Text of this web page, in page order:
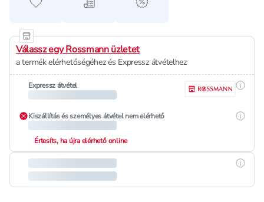
Hozzáadás a kedvencekhez
Hozzáadás a bevásárló listához
alert when on sale
Válassz egy Rossmann üzletet
a termék elérhetőségéhez és Expressz átvételhez
Expressz átvétel
Kiszállítás és személyes átvétel nem elérhető
Értesíts, ha újra elérhető online